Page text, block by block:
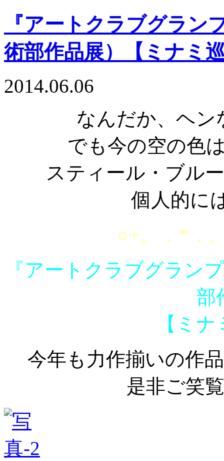
『アートクラブグラン
術部作品展）【ミナミ
2014.06.06
なんだか、ヘン
でも今の空の色
スティール・ブル
個人的に
○+。．*．
『アートクラブグラン
部
【ミ
今年も力作揃いの作
是非ご笑